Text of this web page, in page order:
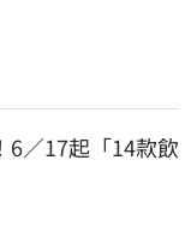
6／17起「14款飲